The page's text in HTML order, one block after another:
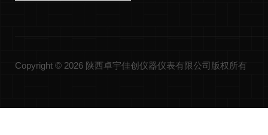
Copyright © 2026 陕西卓宇佳创仪器仪表有限公司版权所有